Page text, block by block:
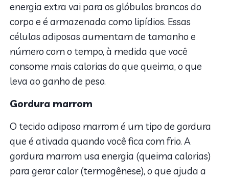
energia extra vai para os glóbulos brancos do
corpo e é armazenada como lipídios. Essas
células adiposas aumentam de tamanho e
número com o tempo, à medida que você
consome mais calorias do que queima, o que
leva ao ganho de peso.
Gordura marrom
O tecido adiposo marrom é um tipo de gordura
que é ativada quando você fica com frio. A
gordura marrom usa energia (queima calorias)
para gerar calor (termogênese), o que ajuda a